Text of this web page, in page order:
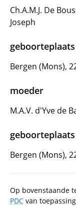
Ch.A.M.J. De
Joseph
Bergen (Mons),
moeder
M.A.V. d'Yve de
Bergen (Mons),
Op bovenstaande
PDC van